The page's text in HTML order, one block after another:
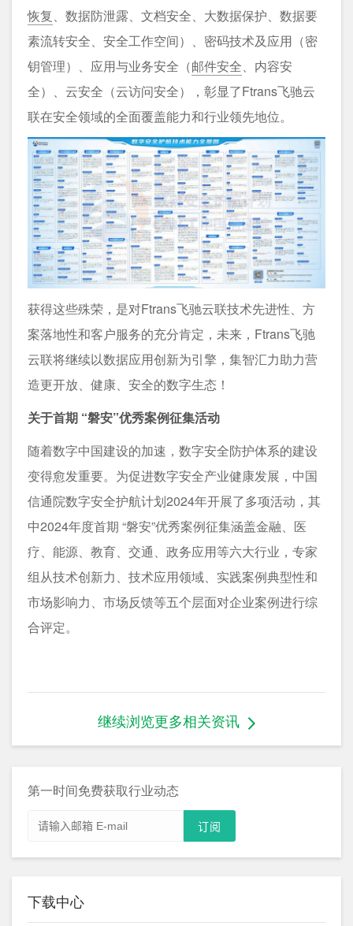
恢复、数据防泄露、文档安全、大数据保护、数据要
素流转安全、安全工作空间）、密码技术及应用（密
钥管理）、应用与业务安全（邮件安全、内容安
全）、云安全（云访问安全），彰显了Ftrans飞驰云
联在安全领域的全面覆盖能力和行业领先地位。
获得这些殊荣，是对Ftrans飞驰云联技术先进性、方
案落地性和客户服务的充分肯定，未来，Ftrans飞驰
云联将继续以数据应用创新为引擎，集智汇力助力营
造更开放、健康、安全的数字生态！
关于首期 “磐安”优秀案例征集活动
随着数字中国建设的加速，数字安全防护体系的建设
变得愈发重要。为促进数字安全产业健康发展，中国
信通院数字安全护航计划2024年开展了多项活动，其
中2024年度首期 “磐安”优秀案例征集涵盖金融、医
疗、能源、教育、交通、政务应用等六大行业，专家
组从技术创新力、技术应用领域、实践案例典型性和
市场影响力、市场反馈等五个层面对企业案例进行综
合评定。
继续浏览更多相关资讯
第一时间免费获取行业动态
下载中心